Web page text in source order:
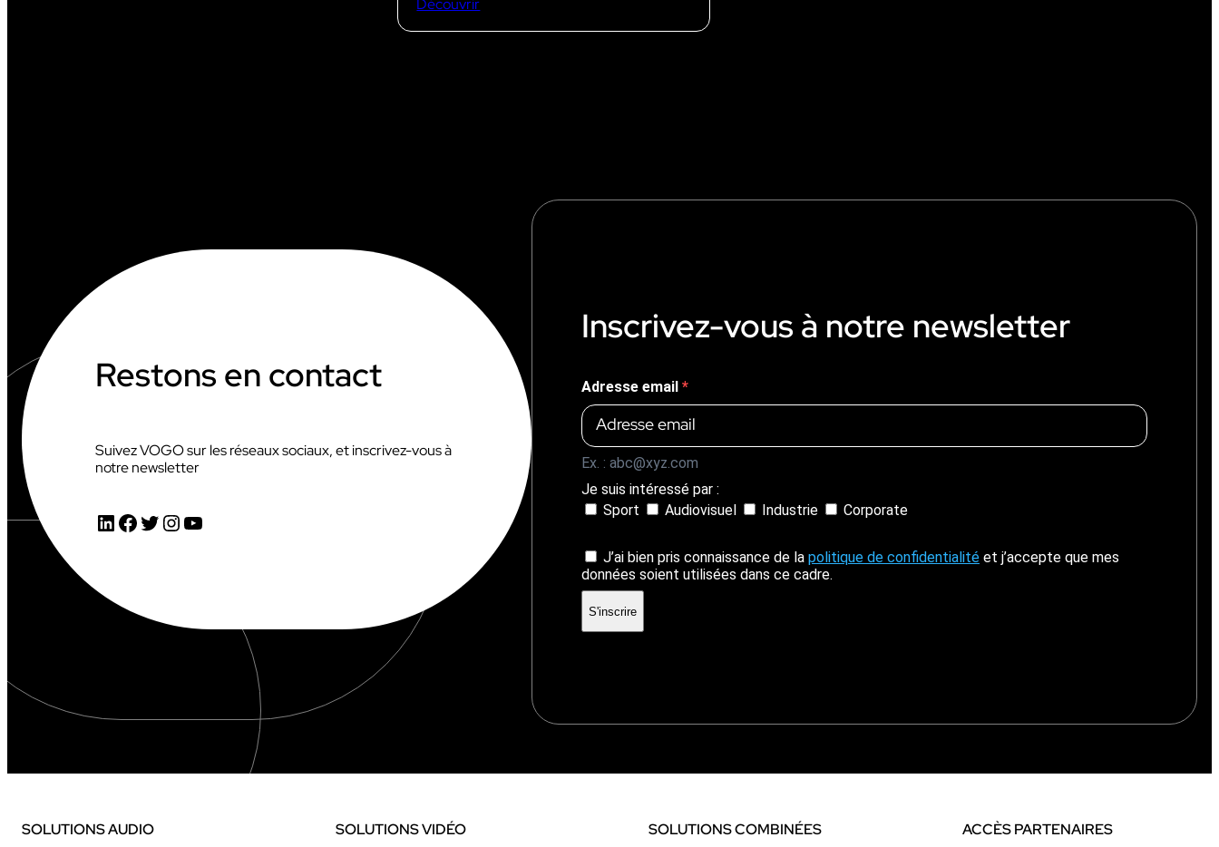
Découvrir
Restons en contact
Suivez VOGO sur les réseaux sociaux, et inscrivez-vous à
notre newsletter
LinkedIn Facebook Twitter InstagramYouTube
Inscrivez-vous à notre newsletter
Adresse email
Ex. : abc@xyz.com
Je suis intéressé par :
Sport
Audiovisuel Industrie Corporate
J’ai bien pris connaissance de la politique de confidentialitéet j’accepte que mes
données soient utilisées dans ce cadre.
SOLUTIONS AUDIO
SOLUTIONS VIDÉO
SOLUTIONS COMBINÉES
ACCÈS PARTENAIRES